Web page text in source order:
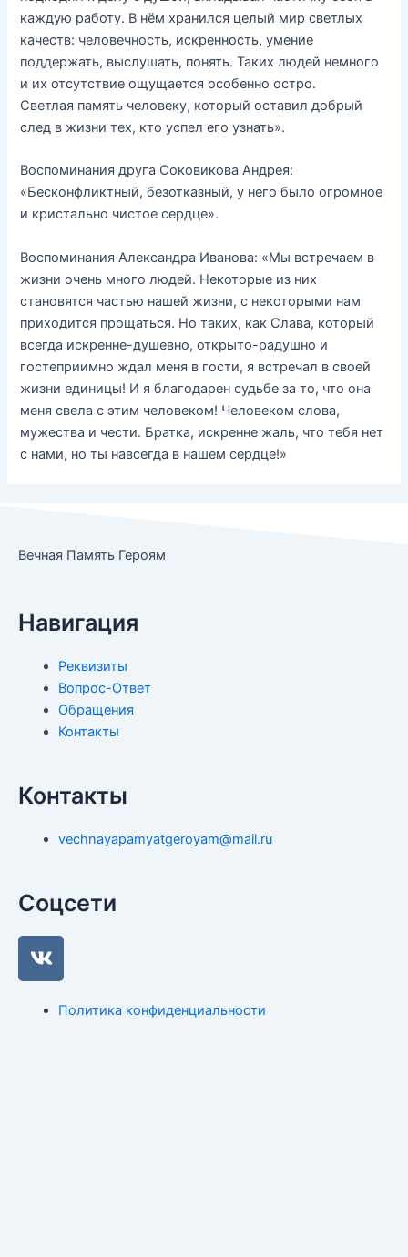
каждую работу. В нём хранился целый мир светлых
качеств: человечность, искренность, умение
поддержать, выслушать, понять. Таких людей немного
и их отсутствие ощущается особенно остро.
Светлая память человеку, который оставил добрый
след в жизни тех, кто успел его узнать».
Воспоминания друга Соковикова Андрея:
«Бесконфликтный, безотказный, у него было огромное
и кристально чистое сердце».
Воспоминания Александра Иванова: «Мы встречаем в
жизни очень много людей. Некоторые из них
становятся частью нашей жизни, с некоторыми нам
приходится прощаться. Но таких, как Слава, который
всегда искренне-душевно, открыто-радушно и
гостеприимно ждал меня в гости, я встречал в своей
жизни единицы! И я благодарен судьбе за то, что она
меня свела с этим человеком! Человеком слова,
мужества и чести. Братка, искренне жаль, что тебя нет
с нами, но ты навсегда в нашем сердце!»
Вечная Память Героям
Навигация
Реквизиты
Вопрос-Ответ
Обращения
Контакты
Контакты
vechnayapamyatgeroyam@mail.ru
Соцсети
V
k
Политика конфиденциальности